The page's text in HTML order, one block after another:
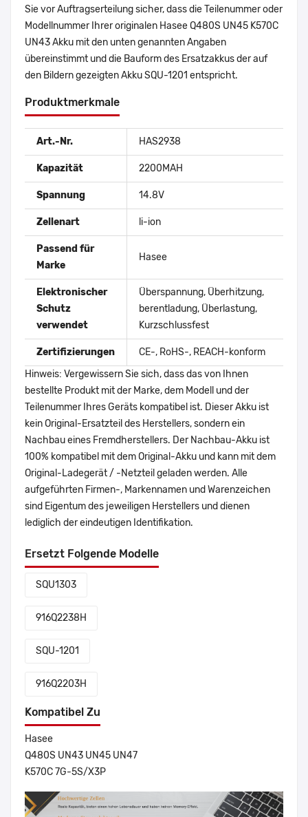
Sie vor Auftragserteilung sicher, dass die Teilenummer oder
Modellnummer Ihrer originalen Hasee Q480S UN45 K570C
UN43 Akku mit den unten genannten Angaben
übereinstimmt und die Bauform des Ersatzakkus der auf
den Bildern gezeigten Akku SQU-1201 entspricht.
Produktmerkmale
Art.-Nr. HAS2938
Kapazität 2200MAH
Spannung 14.8V
Zellenart li-ion
Passend für
Marke
Hasee
Elektronischer
Schutz
verwendet
Überspannung, Überhitzung,
berentladung, Überlastung,
Kurzschlussfest
Zertifizierungen
CE-, RoHS-, REACH-konform
Hinweis: Vergewissern Sie sich, dass das von Ihnen
bestellte Produkt mit der Marke, dem Modell und der
Teilenummer Ihres Geräts kompatibel ist. Dieser Akku ist
kein Original-Ersatzteil des Herstellers, sondern ein
Nachbau eines Fremdherstellers. Der Nachbau-Akku ist
100% kompatibel mit dem Original-Akku und kann mit dem
Original-Ladegerät / -Netzteil geladen werden. Alle
aufgeführten Firmen-, Markennamen und Warenzeichen
sind Eigentum des jeweiligen Herstellers und dienen
lediglich der eindeutigen Identifikation.
Ersetzt Folgende Modelle
SQU1303
916Q2238H
SQU-1201
916Q2203H
Kompatibel Zu
Hasee
Q480S UN43 UN45 UN47
K570C 7G-5S/X3P